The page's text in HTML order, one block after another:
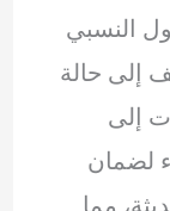
النسبي
إلى حالة
إلى
لضمان
مما